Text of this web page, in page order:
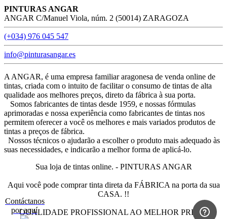
Contáctanos
por aquí
PINTURAS ANGAR
ANGAR C/Manuel Viola, núm. 2 (50014) ZARAGOZA
(+034) 976 045 547
info@pinturasangar.es
A ANGAR, é uma empresa familiar aragonesa de venda online de
tintas, criada com o intuito de facilitar o consumo de tintas de alta
qualidade aos melhores preços, direto da fábrica à sua porta.
Somos fabricantes de tintas desde 1959, e nossas fórmulas
aprimoradas e nossa experiência como fabricantes de tintas nos
permitem oferecer a você os melhores e mais variados produtos de
tintas a preços de fábrica.
Nossos técnicos o ajudarão a escolher o produto mais adequado às
suas necessidades, e indicarão a melhor forma de aplicá-lo.
Sua loja de tintas online. - PINTURAS ANGAR
Aqui você pode comprar tinta direta da FÁBRICA na porta da sua
CASA. !!
QUALIDADE PROFISSIONAL AO MELHOR PREÇO